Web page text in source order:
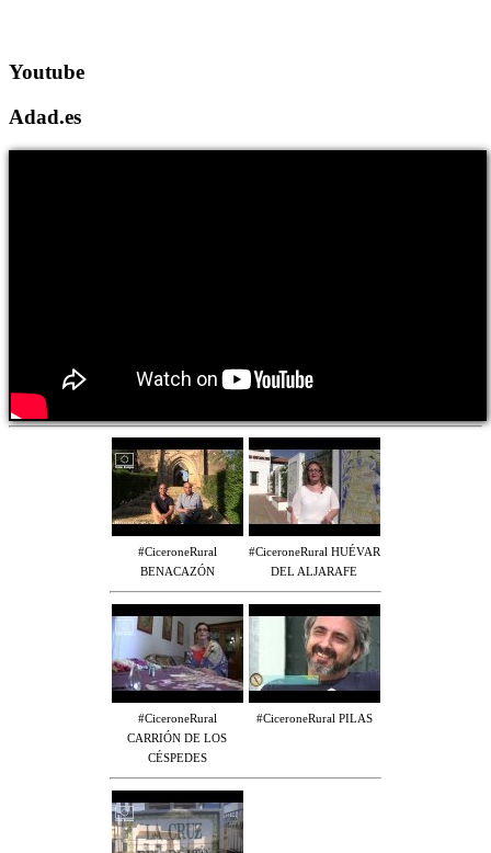
Youtube
Adad.es
#CiceroneRural
BENACAZÓN
#CiceroneRural HUÉVAR
DEL ALJARAFE
#CiceroneRural
CARRIÓN DE LOS
CÉSPEDES
#CiceroneRural PILAS